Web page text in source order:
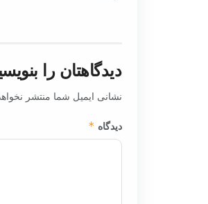
دیدگاهتان را
نشانی ایمیل شما منتشر
دیدگاه *